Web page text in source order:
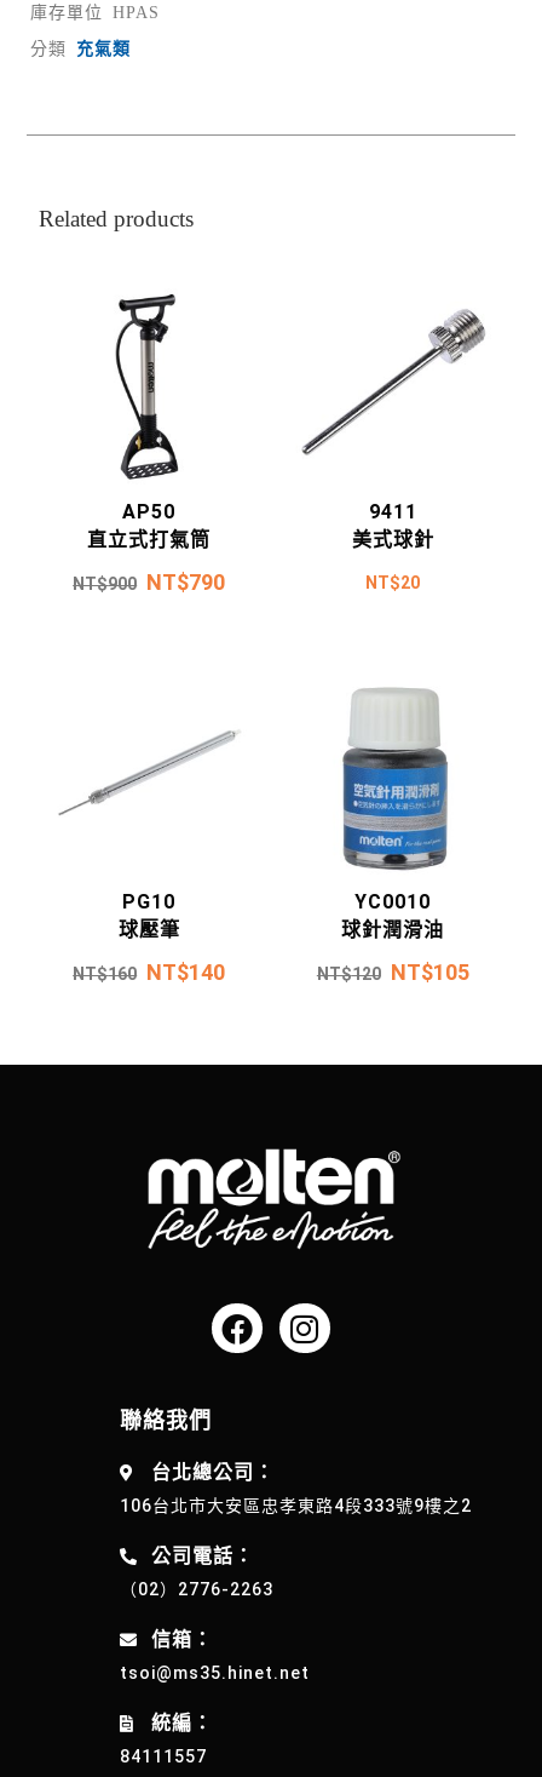
庫存單位
HPAS
分類
充氣類
Related products
AP50
直立式打氣筒
NT$900 NT$790
9411
美式球針
NT$20
PG10
球壓筆
NT$160 NT$140
YC0010
球針潤滑油
NT$120 NT$105
聯絡我們
台北總公司：
106台北市大安區忠孝東路4段333號9樓之2
公司電話：
（02）2776-2263
信箱：
tsoi@ms35.hinet.net
統編：
84111557